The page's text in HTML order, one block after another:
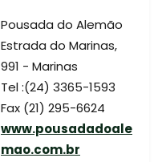
Pousada do Alemão
Estrada do Marinas,
991 - Marinas
Tel :(24) 3365-1593
Fax (21) 295-6624
www.pousadadoale
mao.com.br